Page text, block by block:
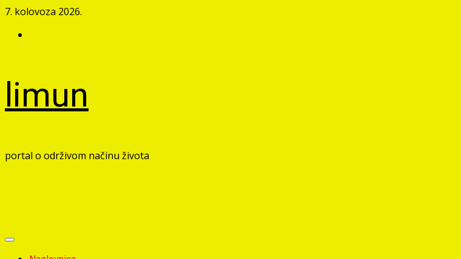
Skip
content
7. kolovoza 2026.
limun
portal o održivom načinu života
Primary
Menu